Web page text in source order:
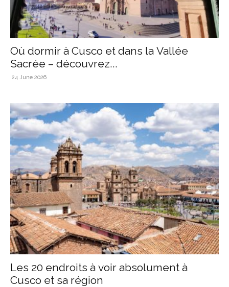
Où dormir à Cusco et dans la Vallée
Sacrée – découvrez...
24 June 2026
Les 20 endroits à voir absolument à
Cusco et sa région